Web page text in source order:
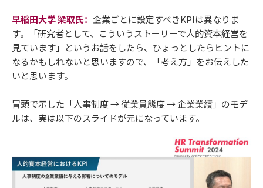
早稲田大学 梁取氏： 企業ごとに設定すべきKPIは異なりま
す。「研究者として、こういうストーリーで人的資本経営を
見ています」というお話をしたら、ひょっとしたらヒントに
なるかもしれないと思いますので、「考え方」をお伝えした
いと思います。
冒頭で示した「人事制度 → 従業員態度 → 企業業績」のモデ
ルは、実は以下のスライドが元になっています。